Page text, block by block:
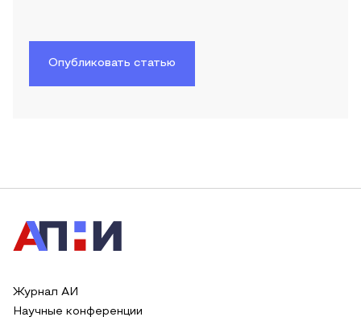
Опубликовать статью
Журнал АИ
Научные конференции